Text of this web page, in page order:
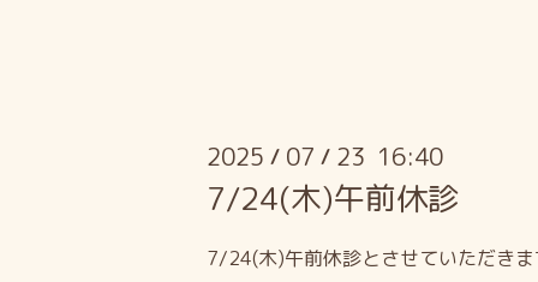
2025 / 07 / 23 16:40
7/24(木)午前休診
7/24(木)午前休診とさせていただき